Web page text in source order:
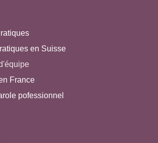
en Suisse
France
pofessionnel